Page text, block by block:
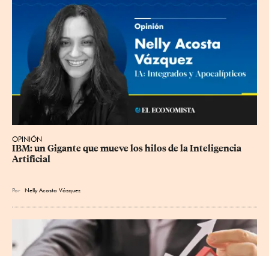
OPINIÓN
IBM: un Gigante que mueve los hilos de la Inteligencia
Artificial
Por Nelly Acosta Vázquez